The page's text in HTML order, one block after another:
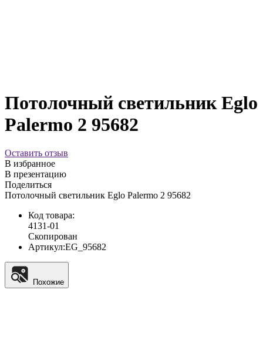
Потолочный светильник Eglo
Palermo 2 95682
Оставить отзыв
В избранное
В презентацию
Поделиться
Потолочный светильник Eglo Palermo 2 95682
Код товара:
4131-01
Скопирован
Артикул:EG_95682
Похожие